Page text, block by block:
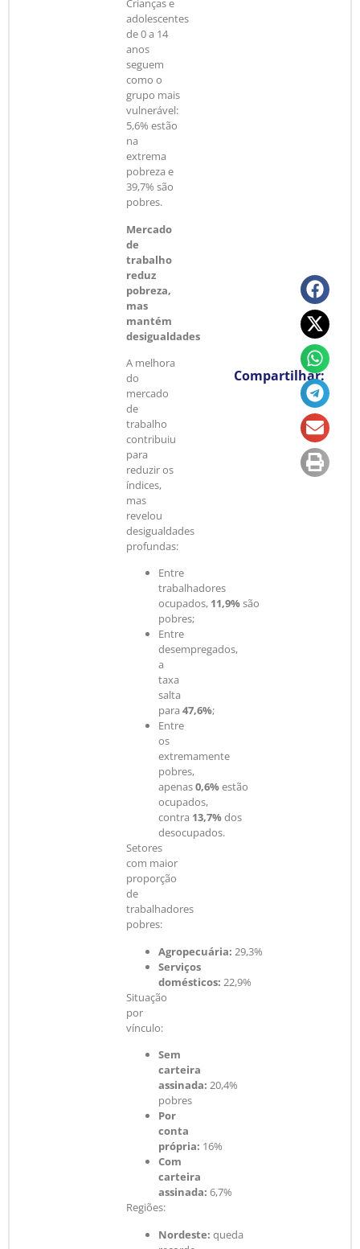
Crianças e
adolescentes
de 0 a 14
anos
seguem
como o
grupo mais
vulnerável:
5,6% estão
na
extrema
pobreza e
39,7% são
pobres.
Mercado
de
trabalho
reduz
pobreza,
mas
mantém
desigualdades
A melhora
do
mercado
de
trabalho
contribuiu
para
reduzir os
índices,
mas
revelou
desigualdades
profundas:
Entre
trabalhadores
ocupados, 11,9%são
pobres;
Entre
desempregados,
a
taxa
salta
para 47,6%;
Entre
os
extremamente
pobres,
apenas0,6%estão
ocupados,
contra 13,7%dos
desocupados.
Setores
com maior
proporção
de
trabalhadores
pobres:
Agropecuária: 29,3%
Serviços
domésticos: 22,9%
Situação
por
vínculo:
Sem
carteira
assinada: 20,4%
pobres
Por
conta
própria: 16%
Com
carteira
assinada: 6,7%
Regiões:
Nordeste: queda
Compartilhar: